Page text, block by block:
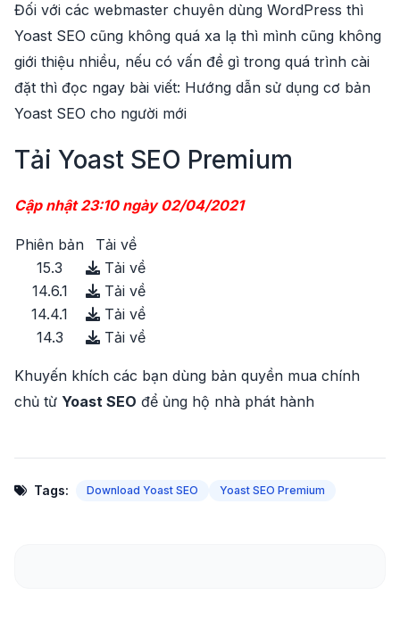
Đối với các webmaster chuyên dùng WordPress thì
Yoast SEO cũng không quá xa lạ thì mình cũng không
giới thiệu nhiều, nếu có vấn đề gì trong quá trình cài
đặt thì đọc ngay bài viết: Hướng dẫn sử dụng cơ bản
Yoast SEO cho người mới
Tải Yoast SEO Premium
Cập nhật 23:10 ngày 02/04/2021
Phiên bản
Tải về
15.3
Tải về
14.6.1
Tải về
14.4.1
Tải về
14.3
Tải về
Khuyến khích các bạn dùng bản quyền mua chính
chủ từ Yoast SEO để ủng hộ nhà phát hành
Tags: Download Yoast SEO Yoast SEO Premium